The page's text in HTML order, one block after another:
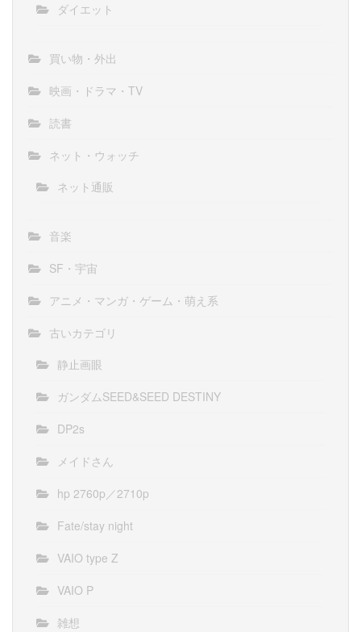
ダイエット
買い物・外出
映画・ドラマ・TV
読書
ネット・ウォッチ
ネット通販
音楽
SF・宇宙
アニメ・マンガ・ゲーム・萌え系
古いカテゴリ
静止画眼
ガンダムSEED&SEED DESTINY
DP2s
メイドさん
hp 2760p／2710p
Fate/stay night
VAIO type Z
VAIO P
雑想